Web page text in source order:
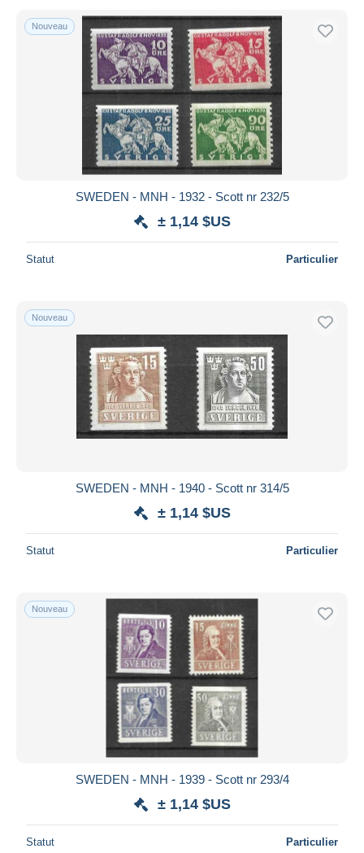
Nouveau
SWEDEN - MNH - 1932 - Scott nr 232/5
± 1,14 $US
Statut Particulier
Nouveau
SWEDEN - MNH - 1940 - Scott nr 314/5
± 1,14 $US
Statut Particulier
Nouveau
SWEDEN - MNH - 1939 - Scott nr 293/4
± 1,14 $US
Statut Particulier